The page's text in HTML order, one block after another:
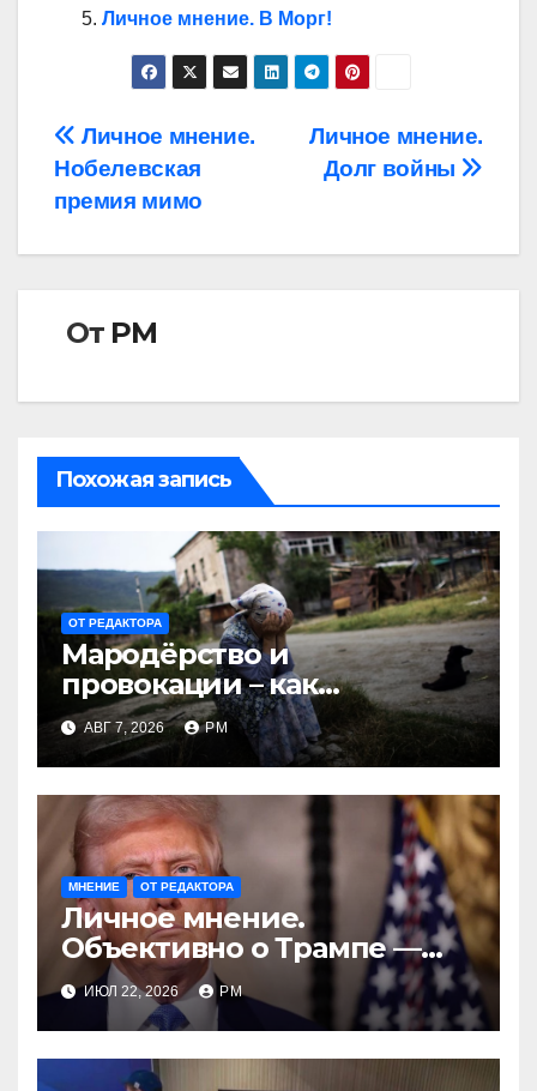
Личное мнение. В Морг!
Навигация
по
записям
Личное мнение.
Долг войны
Личное мнение.
Нобелевская
премия мимо
От РМ
Похожая запись
ОТ РЕДАКТОРА
Мародёрство и
провокации – как
инструменты современной
политики России
АВГ 7, 2026 РМ
МНЕНИЕ ОТ РЕДАКТОРА
Личное мнение.
Объективно о Трампе —
проблемы реалиста
ИЮЛ 22, 2026 РМ